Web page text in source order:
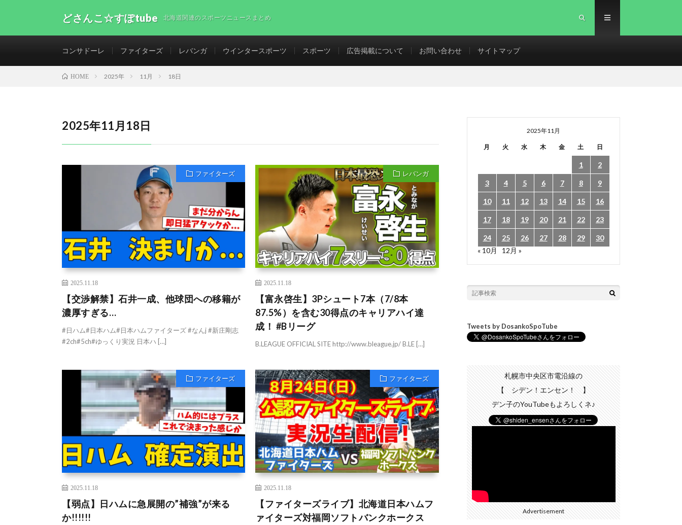
どさんこ☆すぽtube 北海道関連のスポーツニュースまとめ
コンサドーレ ファイターズ レバンガ ウインタースポーツ スポーツ 広告掲載について お問い合わせ サイトマップ
HOME 2025年 11月 18日
2025年11月18日
ファイターズ
2025.11.18
【交渉解禁】石井一成、他球団への移籍が
濃厚すぎる…
#日ハム#日本ハム#日本ハムファイターズ #なんj #新庄剛志
#2ch#5ch#ゆっくり実況 日本ハ […]
レバンガ
2025.11.18
【富永啓生】3Pシュート7本（7/8本
87.5%）を含む30得点のキャリアハイ達
成！ #Bリーグ
B.LEAGUE OFFICIAL SITE http://www.bleague.jp/ B.LE […]
ファイターズ
2025.11.18
【弱点】日ハムに急展開の”補強”が来る
か!!!!!!
ファイターズ
2025.11.18
【ファイターズライブ】北海道日本ハムフ
ァイターズ対福岡ソフトバンクホークス
2025年11月
月 火 水 木 金 土 日
1 2
3 4 5 6 7 8 9
10 11 12 13 14 15 16
17 18 19 20 21 22 23
24 25 26 27 28 29
30
« 10月
12月 »
Tweets by DosankoSpoTube
札幌市中央区市電沿線の
【 シデン！エンセン！ 】
デン子のYouTubeもよろしくネ♪
Advertisement